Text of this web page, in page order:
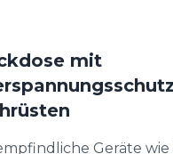
mit
Geräte wie